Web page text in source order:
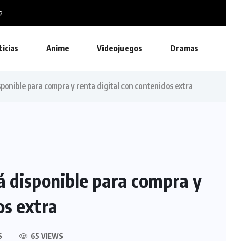
Anime Videojuegos Dramas
para compra y renta digital con contenidos extra
disponible para compra y
extra
65 VIEWS